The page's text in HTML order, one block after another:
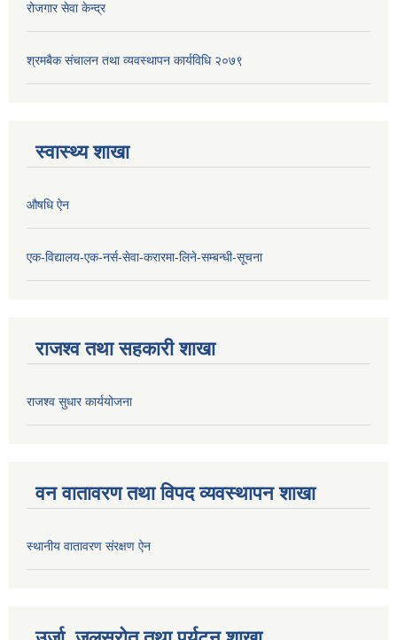
रोजगार सेवा केन्द्र
श्रमबैक संचालन तथा व्यवस्थापन कार्यविधि २०७९
स्वास्थ्य शाखा
औषधि ऐन
एक-विद्यालय-एक-नर्स-सेवा-करारमा-लिने-सम्बन्धी-सूचना
राजश्व तथा सहकारी शाखा
राजश्व सुधार कार्ययोजना
वन वातावरण तथा विपद व्यवस्थापन शाखा
स्थानीय वातावरण संरक्षण ऐन